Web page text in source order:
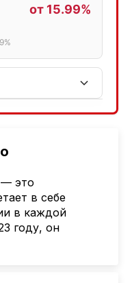
— это
в себе
в каждой
году, он
динамичным
от 15.99%
6.99%
18.9%